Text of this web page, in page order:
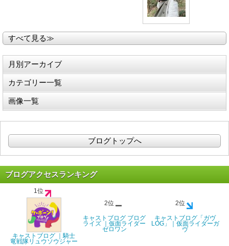
すべて見る≫
月別アーカイブ
カテゴリー一覧
画像一覧
ブログトップへ
ブログアクセスランキング
1位
キャストブログ ｜騎士
竜戦隊リュウソウジャー
2位
キャストブログ ブログ
ライズ ｜仮面ライダー
ゼロワン
2位
キャストブログ「ガヴ
LOG」｜仮面ライダーガ
ヴ